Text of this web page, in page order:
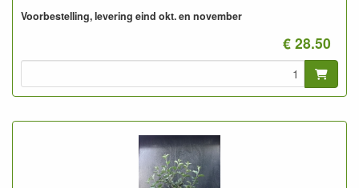
Voorbestelling, levering eind okt. en november
€ 28.50